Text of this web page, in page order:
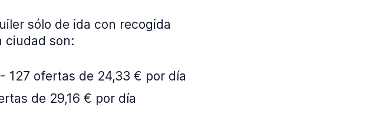
sólo de ida con recogida
ciudad son:
127 ofertas de 24,33 € por día
de 29,16 € por día